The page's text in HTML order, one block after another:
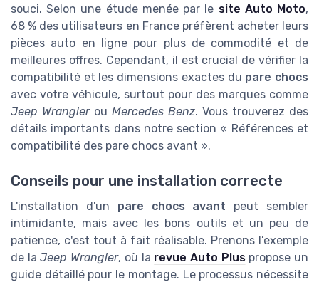
souci. Selon une étude menée par le site Auto Moto,
68 % des utilisateurs en France préfèrent acheter leurs
pièces auto en ligne pour plus de commodité et de
meilleures offres. Cependant, il est crucial de vérifier la
compatibilité et les dimensions exactes du pare chocs
avec votre véhicule, surtout pour des marques comme
Jeep Wranglerou Mercedes Benz. Vous trouverez des
détails importants dans notre section « Références et
compatibilité des pare chocs avant ».
Conseils pour une installation correcte
L'installation d'un pare chocs avant peut sembler
intimidante, mais avec les bons outils et un peu de
patience, c'est tout à fait réalisable. Prenons l’exemple
de laJeep Wrangler, où la revue Auto Pluspropose un
guide détaillé pour le montage. Le processus nécessite